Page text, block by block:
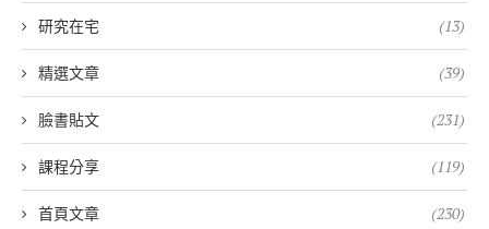
研究在宅 (13)
精選文章 (39)
臉書貼文 (231)
課程分享 (119)
首頁文章 (230)